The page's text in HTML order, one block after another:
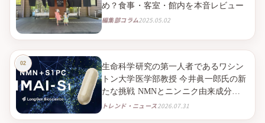
め？食事・客室・館内を本音レビュー
編集部コラム2025.05.02
生命科学研究の第一人者であるワシン
トン大学医学部教授 今井眞一郎氏の新
たな挑戦 NMNとニンニク由来成分
S1PC※１を組み合わせたニュートラシ
トレンド・ニュース 2026.07.31